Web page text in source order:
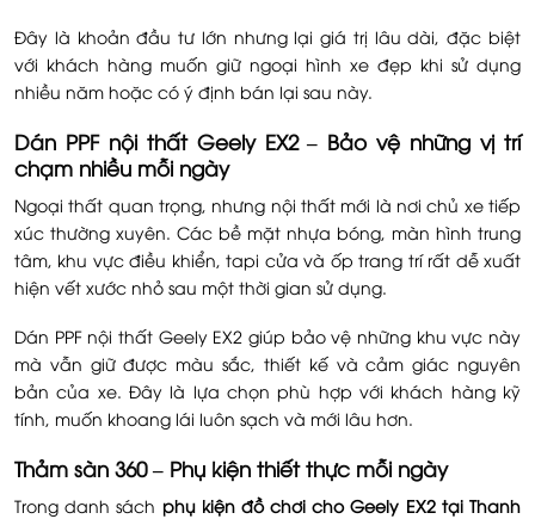
Đây là khoản đầu tư lớn nhưng lại giá trị lâu dài, đặc biệt
với khách hàng muốn giữ ngoại hình xe đẹp khi sử dụng
nhiều năm hoặc có ý định bán lại sau này.
Dán PPF nội thất Geely EX2 – Bảo vệ những vị trí
chạm nhiều mỗi ngày
Ngoại thất quan trọng, nhưng nội thất mới là nơi chủ xe tiếp
xúc thường xuyên. Các bề mặt nhựa bóng, màn hình trung
tâm, khu vực điều khiển, tapi cửa và ốp trang trí rất dễ xuất
hiện vết xước nhỏ sau một thời gian sử dụng.
Dán PPF nội thất Geely EX2 giúp bảo vệ những khu vực này
mà vẫn giữ được màu sắc, thiết kế và cảm giác nguyên
bản của xe. Đây là lựa chọn phù hợp với khách hàng kỹ
tính, muốn khoang lái luôn sạch và mới lâu hơn.
Thảm sàn 360 – Phụ kiện thiết thực mỗi ngày
Trong danh sách phụ kiện đồ chơi cho Geely EX2 tại Thanh